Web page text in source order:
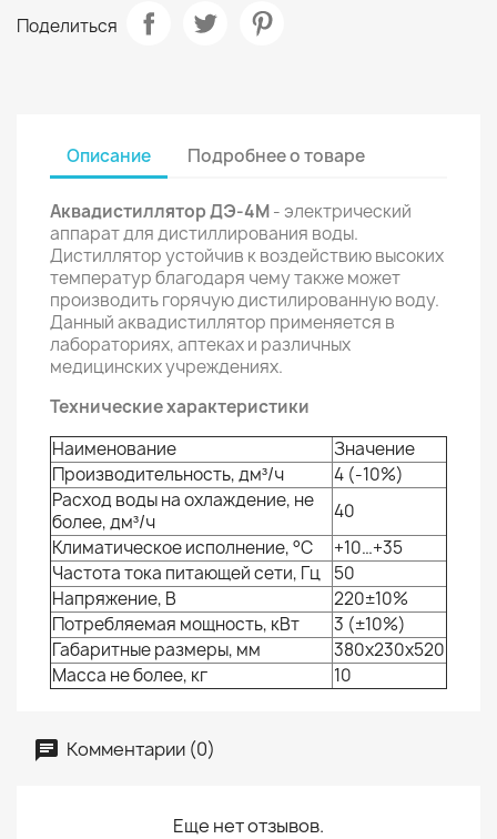
Поделиться
Описание Подробнее о товаре
Аквадистиллятор ДЭ-4М- электрический
аппарат для дистиллирования воды.
Дистиллятор устойчив к воздействию высоких
температур благодаря чему также может
производить горячую дистилированную воду.
Данный аквадистиллятор применяется в
лабораториях, аптеках и различных
медицинских учреждениях.
Технические характеристики
Наименование
Значение
Производительность, дм³/ч
4 (-10%)
Расход воды на охлаждение, не
более, дм³/ч
40
Климатическое исполнение, °C
+10…+35
Частота тока питающей сети, Гц
50
Напряжение, В
220±10%
Потребляемая мощность, кВт
3 (±10%)
Габаритные размеры, мм
380х230х520
Масса не более, кг
10
Комментарии (0)
Еще нет отзывов.